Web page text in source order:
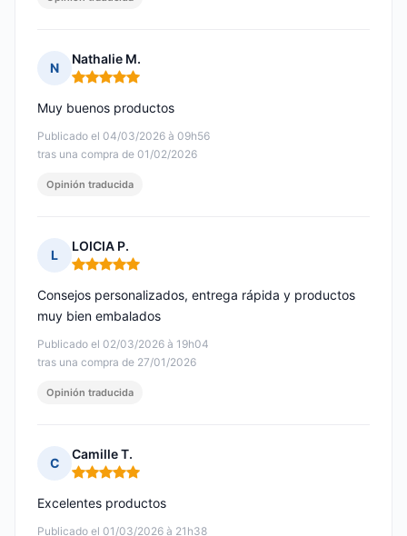
N
Nathalie M.
Nota: 5 de 5
Publicado el 04/03/2026 à 09h56
tras una compra de 01/02/2026
Muy buenos productos
Opinión traducida
L
LOICIA P.
Nota: 5 de 5
Publicado el 02/03/2026 à 19h04
tras una compra de 27/01/2026
Consejos personalizados, entrega rápida y productos
muy bien embalados
Opinión traducida
C
Camille T.
Nota: 5 de 5
Publicado el 01/03/2026 à 21h38
Excelentes productos